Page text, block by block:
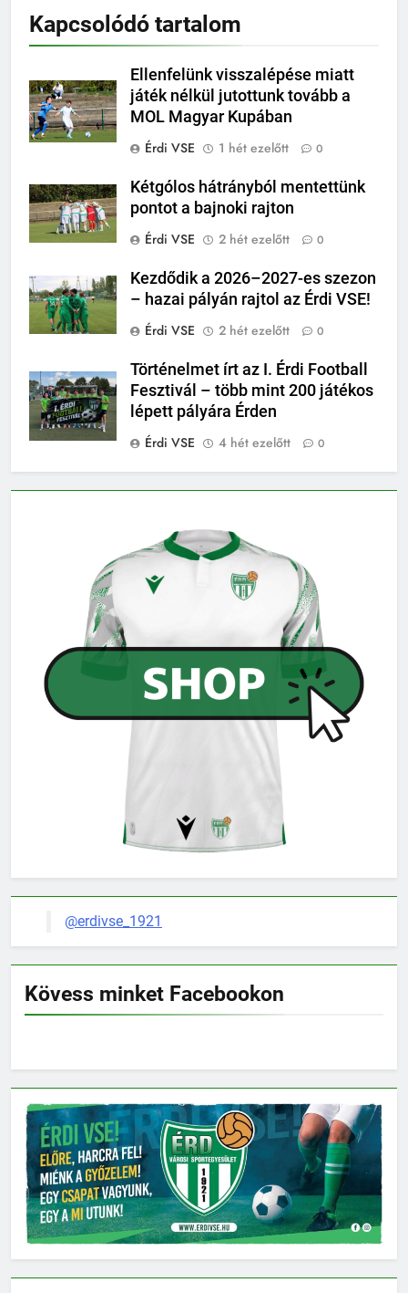
Kapcsolódó tartalom
Ellenfelünk visszalépése miatt
játék nélkül jutottunk tovább a
MOL Magyar Kupában
Érdi VSE
1 hét ezelőtt 0
Kétgólos hátrányból mentettünk
pontot a bajnoki rajton
Érdi VSE
2 hét ezelőtt 0
Kezdődik a 2026–2027-es szezon
– hazai pályán rajtol az Érdi VSE!
Érdi VSE
2 hét ezelőtt 0
Történelmet írt az I. Érdi Football
Fesztivál – több mint 200 játékos
lépett pályára Érden
Érdi VSE
4 hét ezelőtt 0
@erdivse_1921
Kövess minket Facebookon